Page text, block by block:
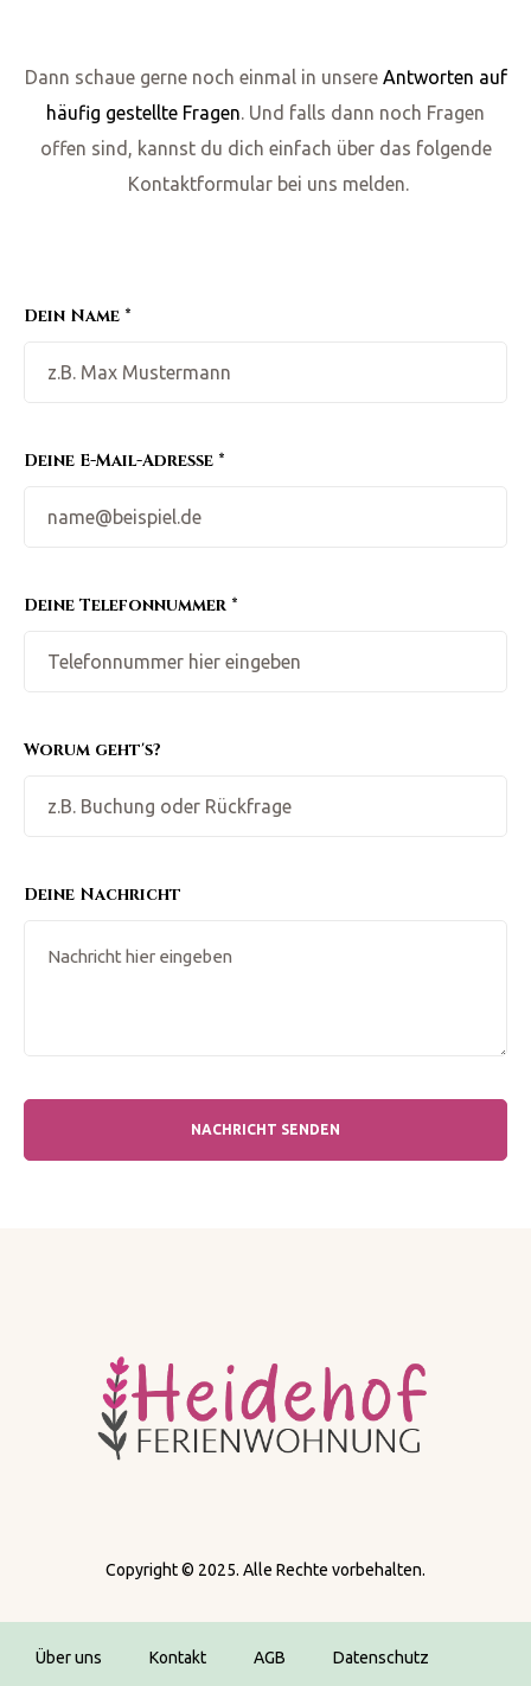
Dann schaue gerne noch einmal in unsere Antworten auf
häufig gestellte Fragen . Und falls dann noch Fragen
offen sind, kannst du dich einfach über das folgende
Kontaktformular bei uns melden.
Dein Name *
Deine E-Mail-Adresse *
Deine Telefonnummer *
Worum geht's?
Deine Nachricht
Copyright © 2025. Alle Rechte vorbehalten.
Über uns Kontakt AGB Datenschutz